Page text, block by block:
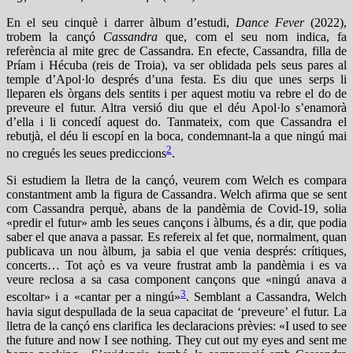
En el seu cinquè i darrer àlbum d’estudi, Dance Fever(2022),
trobem la cançó Cassandraque, com el seu nom indica, fa
referència al mite grec de Cassandra. En efecte, Cassandra, filla de
Príam i Hécuba (reis de Troia), va ser oblidada pels seus pares al
temple d’Apol·lo després d’una festa. Es diu que unes serps li
lleparen els òrgans dels sentits i per aquest motiu va rebre el do de
preveure el futur. Altra versió diu que el déu Apol·lo s’enamorà
d’ella i li concedí aquest do. Tanmateix, com que Cassandra el
rebutjà, el déu li escopí en la boca, condemnant-la a que ningú mai
no cregués les seues prediccions2.
Si estudiem la lletra de la cançó, veurem com Welch es compara
constantment amb la figura de Cassandra. Welch afirma que se sent
com Cassandra perquè, abans de la pandèmia de Covid-19, solia
«predir el futur» amb les seues cançons i àlbums, és a dir, que podia
saber el que anava a passar. Es refereix al fet que, normalment, quan
publicava un nou àlbum, ja sabia el que venia després: crítiques,
concerts… Tot açò es va veure frustrat amb la pandèmia i es va
veure reclosa a sa casa component cançons que «ningú anava a
escoltar» i a «cantar per a ningú»3. Semblant a Cassandra, Welch
havia sigut despullada de la seua capacitat de ‘preveure’ el futur. La
lletra de la cançó ens clarifica les declaracions prèvies: «I used to see
the future and now I see nothing. They cut out my eyes and sent me